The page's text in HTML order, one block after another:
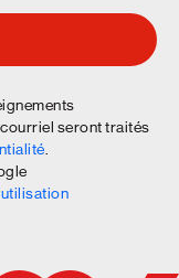
seront traités